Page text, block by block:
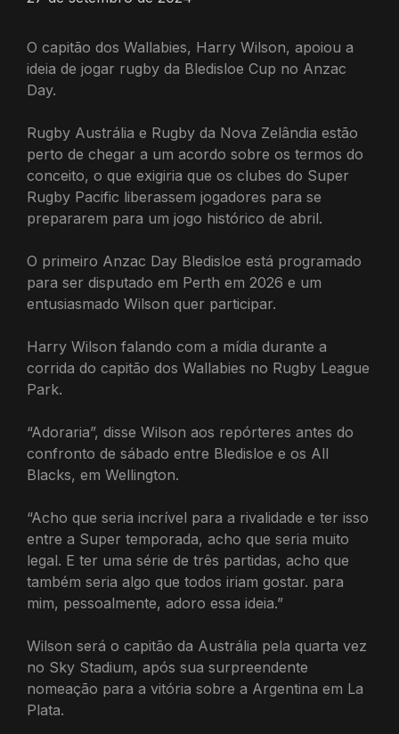
O capitão dos Wallabies, Harry Wilson, apoiou a
ideia de jogar rugby da Bledisloe Cup no Anzac
Day.
Rugby Austrália e Rugby da Nova Zelândia estão
perto de chegar a um acordo sobre os termos do
conceito, o que exigiria que os clubes do Super
Rugby Pacific liberassem jogadores para se
prepararem para um jogo histórico de abril.
O primeiro Anzac Day Bledisloe está programado
para ser disputado em Perth em 2026 e um
entusiasmado Wilson quer participar.
Harry Wilson falando com a mídia durante a
corrida do capitão dos Wallabies no Rugby League
Park.
“Adoraria”, disse Wilson aos repórteres antes do
confronto de sábado entre Bledisloe e os All
Blacks, em Wellington.
“Acho que seria incrível para a rivalidade e ter isso
entre a Super temporada, acho que seria muito
legal. E ter uma série de três partidas, acho que
também seria algo que todos iriam gostar. para
mim, pessoalmente, adoro essa ideia.”
Wilson será o capitão da Austrália pela quarta vez
no Sky Stadium, após sua surpreendente
nomeação para a vitória sobre a Argentina em La
Plata.